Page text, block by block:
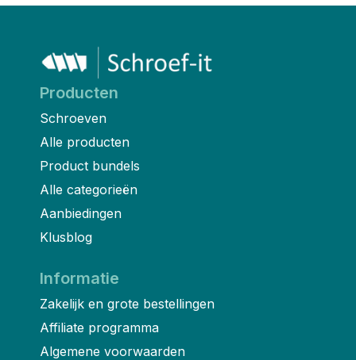
Producten
Schroeven
Alle producten
Product bundels
Alle categorieën
Aanbiedingen
Klusblog
Informatie
Zakelijk en grote bestellingen
Affiliate programma
Algemene voorwaarden